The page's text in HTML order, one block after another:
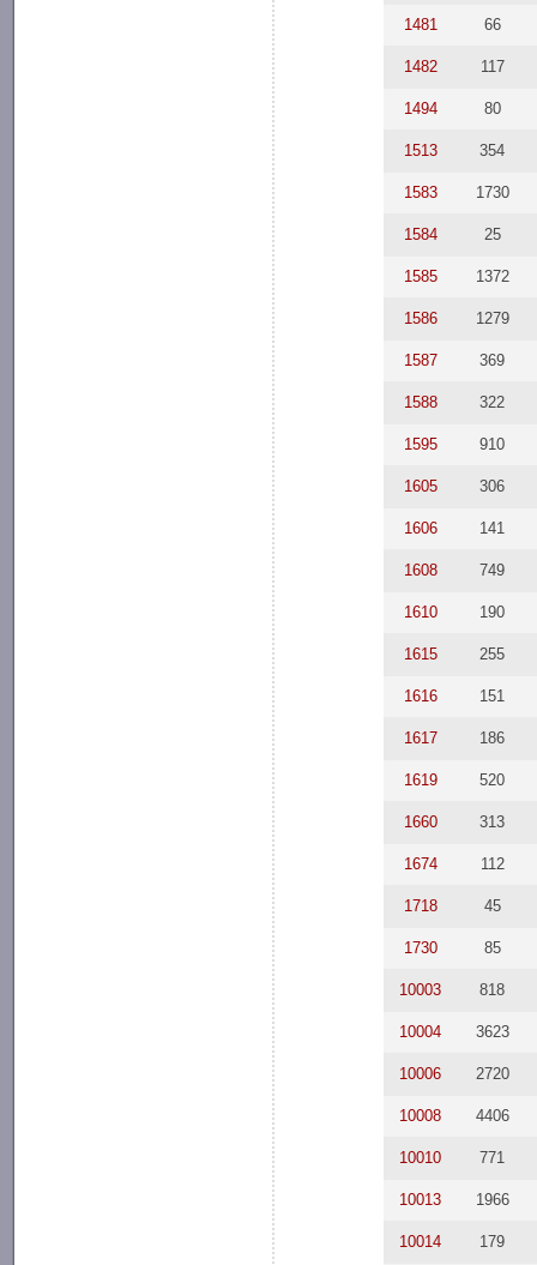
1481 66
1482 117
1494 80
1513 354
1583 1730
1584 25
1585 1372
1586 1279
1587 369
1588 322
1595 910
1605 306
1606 141
1608 749
1610 190
1615 255
1616 151
1617 186
1619 520
1660 313
1674 112
1718 45
1730 85
10003 818
10004 3623
10006 2720
10008 4406
10010 771
10013 1966
10014 179